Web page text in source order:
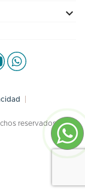

YoutubeWhatsApp
reservados.